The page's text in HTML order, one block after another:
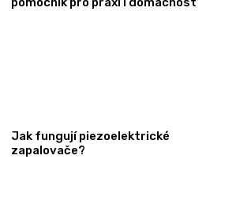
Jak fungují piezoelektrické
zapalovače?